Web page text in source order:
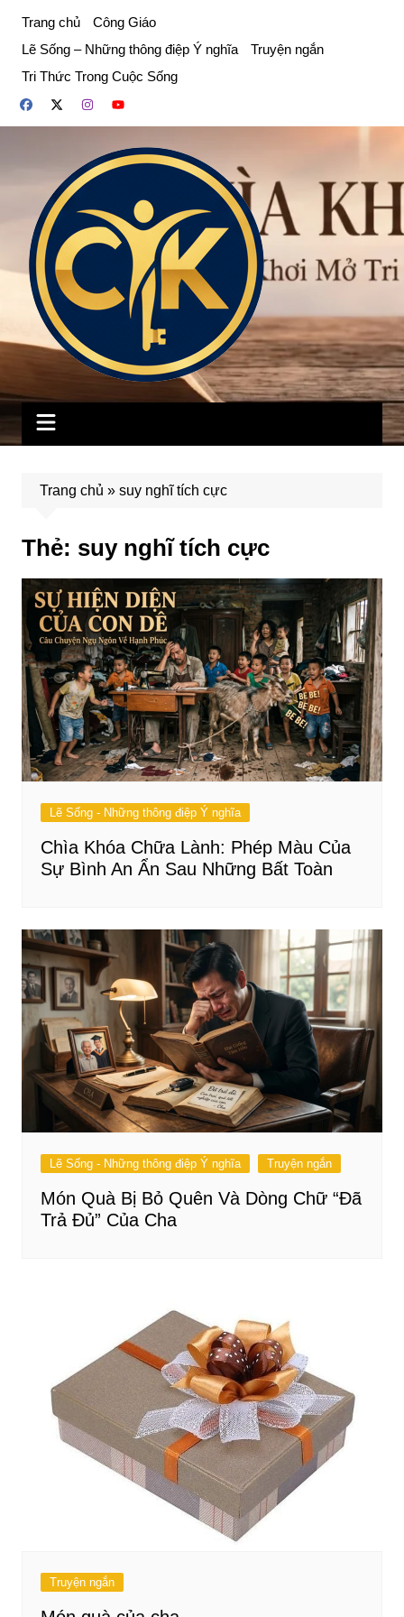
phần
dung
Trang chủ
Công Giáo
Lẽ Sống – Những thông điệp Ý nghĩa
Truyện ngắn
Tri Thức Trong Cuộc Sống
Trang chủ » suy nghĩ tích cực
Thẻ: suy nghĩ tích cực
Lẽ Sống - Những thông điệp Ý nghĩa
Chìa Khóa Chữa Lành: Phép Màu Của
Sự Bình An Ẩn Sau Những Bất Toàn
Lẽ Sống - Những thông điệp Ý nghĩa Truyện ngắn
Món Quà Bị Bỏ Quên Và Dòng Chữ “Đã
Trả Đủ” Của Cha
Truyện ngắn